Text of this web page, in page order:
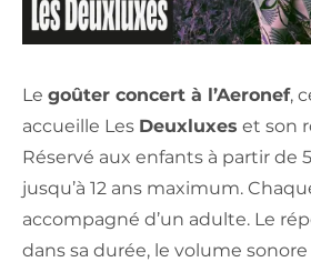
Le goûter concert à l’Aeronef,
accueille Les Deuxluxes et son
Réservé aux enfants à partir de
jusqu’à 12 ans maximum.
accompagné d’un adulte. Le
dans sa durée, le volume